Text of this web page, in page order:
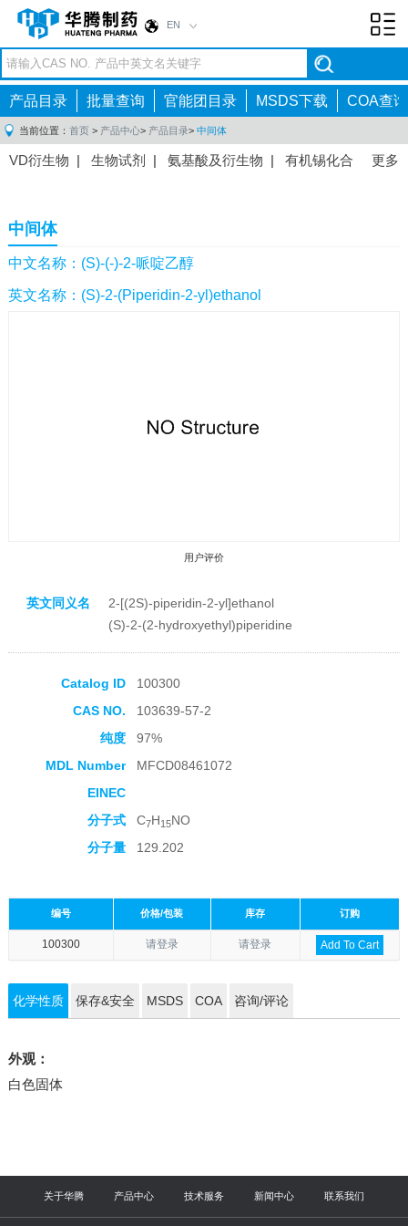
EN
产品目录 批量查询 官能团目录 MSDS下载 COA查询
当前位置： 首页 > 产品中心> 产品目录> 中间体
更多
VD衍生物 | 生物试剂 | 氨基酸及衍生物 | 有机锡化合
间体|
感染药物中间体
体 |抗精神病药物中间体|抗炎药物中间体
药中间体|其他原料药中间体|
中间体
中文名称：(S)-(-)-2-哌啶乙醇
英文名称：(S)-2-(Piperidin-2-yl)ethanol
用户评价
英文同义名
2-[(2S)-piperidin-2-yl]ethanol
(S)-2-(2-hydroxyethyl)piperidine
Catalog ID
100300
CAS NO.
103639-57-2
纯度
97%
MDL Number
MFCD08461072
EINEC
分子式
C7H15NO
分子量
129.202
编号 价格/包装 库存 订购
100300 请登录 请登录 Add To Cart
化学性质 保存&安全 MSDS COA 咨询/评论
外观：
白色固体
关于华腾 产品中心 技术服务 新闻中心 联系我们